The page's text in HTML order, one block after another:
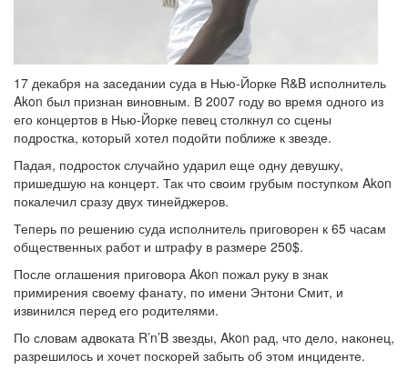
17 декабря на заседании суда в Нью-Йорке R&B исполнитель
Akon был признан виновным. В 2007 году во время одного из
его концертов в Нью-Йорке певец столкнул со сцены
подростка, который хотел подойти поближе к звезде.
Падая, подросток случайно ударил еще одну девушку,
пришедшую на концерт. Так что своим грубым поступком Akon
покалечил сразу двух тинейджеров.
Теперь по решению суда исполнитель приговорен к 65 часам
общественных работ и штрафу в размере 250$.
После оглашения приговора Akon пожал руку в знак
примирения своему фанату, по имени Энтони Смит, и
извинился перед его родителями.
По словам адвоката R’n’B звезды, Akon рад, что дело, наконец,
разрешилось и хочет поскорей забыть об этом инциденте.